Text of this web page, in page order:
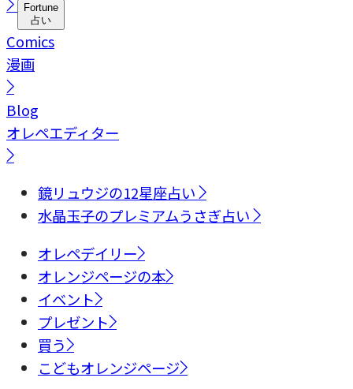
Fortune
占い
Comics
漫画
Blog
オレペエディター
鏡リュウジの12星座占い
水晶玉子のプレミアムうさぎ占い
オレペデイリー
オレンジページの本
イベント
プレゼント
買う
こどもオレンジページ